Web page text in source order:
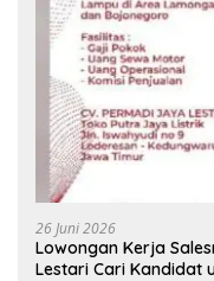
26 Juni 2026
Lowongan Kerja
Lestari Cari Kandidat